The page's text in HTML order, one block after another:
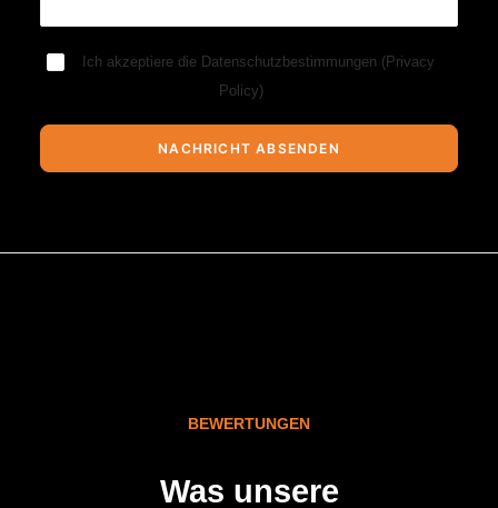
Ich akzeptiere die Datenschutzbestimmungen (Privacy
Policy)
BEWERTUNGEN
Was unsere